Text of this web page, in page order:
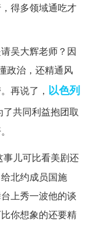
得多领域通吃才
吴大辉老师？因
政治，还精通风
再说了， 以色列
共同利益抱团取
事儿可比看美剧还
北约成员国施
上秀一波他的谈
你想象的还要精